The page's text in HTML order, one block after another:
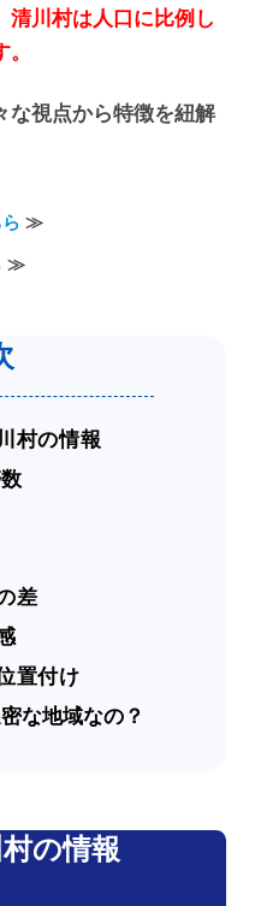
清川村は人口に比例し
な視点から特徴を紐解
≫
≫
村の情報
差
置付け
な地域なの？
の情報